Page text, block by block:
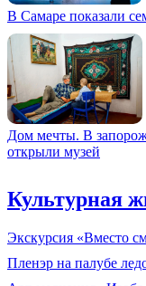
В Самаре показали
Дом мечты. В
открыли музей
Культурная
Экскурсия «Вместо
Пленэр на палубе